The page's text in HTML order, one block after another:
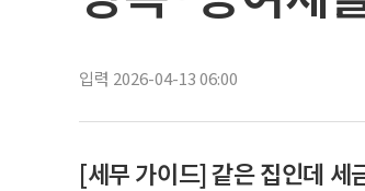
입력 2026-04-13 06:00
[세무 가이드] 같은 집인데 세